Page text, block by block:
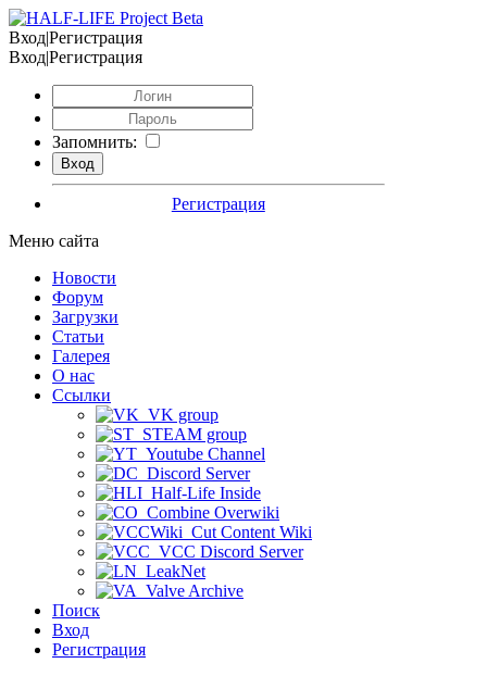
Вход|Регистрация
Вход|Регистрация
Запомнить:
Регистрация
Меню сайта
Новости
Форум
Загрузки
Статьи
Галерея
О нас
Ссылки
VK group
STEAM group
Youtube Channel
Discord Server
Half-Life Inside
Combine Overwiki
Cut Content Wiki
VCC Discord Server
LeakNet
Valve Archive
Поиск
Вход
Регистрация